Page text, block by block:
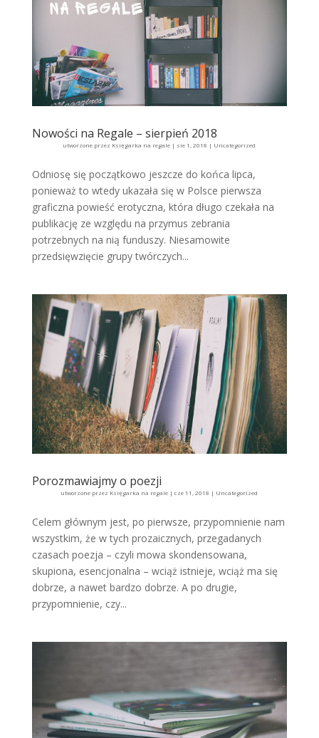
Nowości na Regale – sierpień 2018
utworzone przez Księgarka na regale | sie 1, 2018 | Uncategorized
Odniosę się początkowo jeszcze do końca lipca,
ponieważ to wtedy ukazała się w Polsce pierwsza
graficzna powieść erotyczna, która długo czekała na
publikację ze względu na przymus zebrania
potrzebnych na nią funduszy. Niesamowite
przedsięwzięcie grupy twórczych...
Porozmawiajmy o poezji
utworzone przez Księgarka na regale |cze 11, 2018 | Uncategorized
Celem głównym jest, po pierwsze, przypomnienie nam
wszystkim, że w tych prozaicznych, przegadanych
czasach poezja – czyli mowa skondensowana,
skupiona, esencjonalna – wciąż istnieje, wciąż ma się
dobrze, a nawet bardzo dobrze. A po drugie,
przypomnienie, czy...